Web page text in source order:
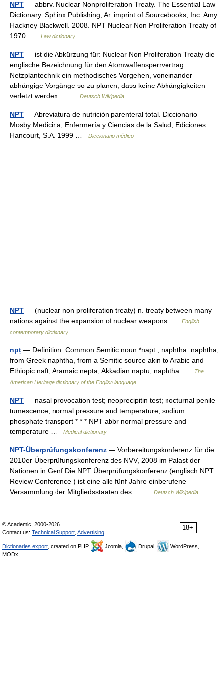
NPT — abbrv. Nuclear Nonproliferation Treaty. The Essential Law
Dictionary. Sphinx Publishing, An imprint of Sourcebooks, Inc. Amy
Hackney Blackwell. 2008. NPT Nuclear Non Proliferation Treaty of
1970 …
Law dictionary
NPT — ist die Abkürzung für: Nuclear Non Proliferation Treaty die
englische Bezeichnung für den Atomwaffensperrvertrag
Netzplantechnik ein methodisches Vorgehen, voneinander
abhängige Vorgänge so zu planen, dass keine Abhängigkeiten
verletzt werden… …
Deutsch Wikipedia
NPT — Abreviatura de nutrición parenteral total. Diccionario
Mosby Medicina, Enfermería y Ciencias de la Salud, Ediciones
Hancourt, S.A. 1999 …
Diccionario médico
NPT — (nuclear non proliferation treaty) n. treaty between many
nations against the expansion of nuclear weapons …
English
contemporary dictionary
npṭ — Definition: Common Semitic noun *napṭ , naphtha. naphtha,
from Greek naphtha, from a Semitic source akin to Arabic and
Ethiopic nafṭ, Aramaic nepṭā, Akkadian napṭu, naphtha …
The
American Heritage dictionary of the English language
NPT — nasal provocation test; neoprecipitin test; nocturnal penile
tumescence; normal pressure and temperature; sodium
phosphate transport * * * NPT abbr normal pressure and
temperature …
Medical dictionary
NPT-Überprüfungskonferenz — Vorbereitungskonferenz für die
2010er Überprüfungskonferenz des NVV, 2008 im Palast der
Nationen in Genf Die NPT Überprüfungskonferenz (englisch NPT
Review Conference ) ist eine alle fünf Jahre einberufene
Versammlung der Mitgliedsstaaten des… …
Deutsch Wikipedia
18+
© Academic, 2000-2026
Contact us: Technical Support Advertising
Dictionaries export , created on PHP, Joomla, Drupal,
WordPress,
MODx.